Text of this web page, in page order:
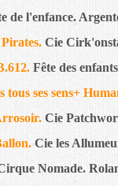
de l'enfance.
Cie
Fête des
tous ses sens+
Cie
Cie les
Nomade.